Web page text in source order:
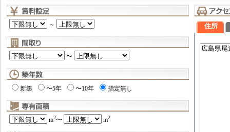
～
〜
新築 〜5年 〜10年 指定無し
m2〜 m2
住所